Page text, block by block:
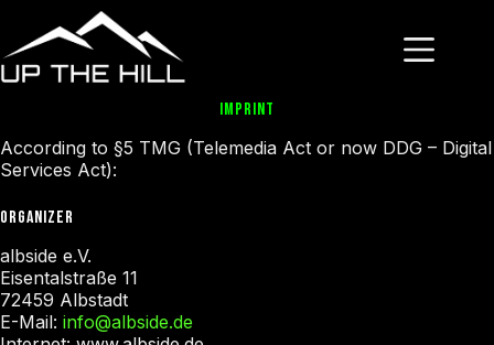
content
IMPRINT
According to §5 TMG (Telemedia Act or now DDG – Digital
Services Act):
ORGANIZER
albside e.V.
Eisentalstraße 11
72459 Albstadt
E-Mail: info@albside.de